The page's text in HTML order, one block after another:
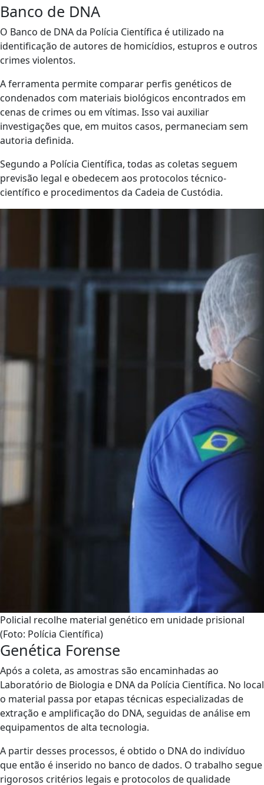
Banco de DNA
O Banco de DNA da Polícia Científica é utilizado na
identificação de autores de homicídios, estupros e outros
crimes violentos.
A ferramenta permite comparar perfis genéticos de
condenados com materiais biológicos encontrados em
cenas de crimes ou em vítimas. Isso vai auxiliar
investigações que, em muitos casos, permaneciam sem
autoria definida.
Segundo a Polícia Científica, todas as coletas seguem
previsão legal e obedecem aos protocolos técnico-
científico e procedimentos da Cadeia de Custódia.
Policial recolhe material genético em unidade prisional
(Foto: Polícia Científica)
Genética Forense
Após a coleta, as amostras são encaminhadas ao
Laboratório de Biologia e DNA da Polícia Científica. No local
o material passa por etapas técnicas especializadas de
extração e amplificação do DNA, seguidas de análise em
equipamentos de alta tecnologia.
A partir desses processos, é obtido o DNA do indivíduo
que então é inserido no banco de dados. O trabalho segue
rigorosos critérios legais e protocolos de qualidade